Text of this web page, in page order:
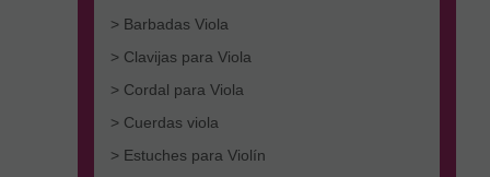
> Barbadas Viola
> Clavijas para Viola
> Cordal para Viola
> Cuerdas viola
> Estuches para Violín